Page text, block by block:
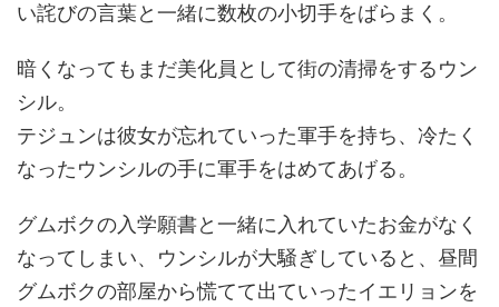
い詫びの言葉と一緒に数枚の小切手をばらまく。
暗くなってもまだ美化員として街の清掃をするウン
シル。
テジュンは彼女が忘れていった軍手を持ち、冷たく
なったウンシルの手に軍手をはめてあげる。
グムボクの入学願書と一緒に入れていたお金がなく
なってしまい、ウンシルが大騒ぎしていると、昼間
グムボクの部屋から慌てて出ていったイエリョンを